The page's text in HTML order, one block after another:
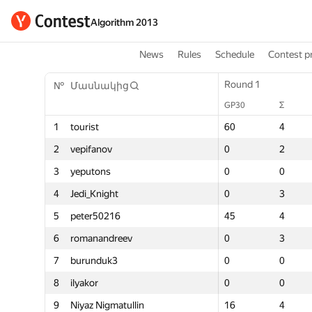
Algorithm 2013
News Rules Schedule Contest
№ Մասնակից Round 1
GP30 Σ
1 tourist 60 4
2
vepifanov 0 2
3
yeputons 0 0
4
Jedi_Knight 0 3
5
peter50216 45 4
6
romanandreev 0 3
7
burunduk3 0 0
8
ilyakor 0 0
9
Niyaz Nigmatullin 16 4
Round 1
Տուգանք GP30
-159 100
0
-124 80
0
0 60
0 175 50
45 21 45
0 209 40
0 0 36
0 32
16 285 29
№ Մասնակից Round 1
GP30 Σ
1 tourist 60 4
2
vepifanov 0 2
3
yeputons 0 0
4
Jedi_Knight 0 3
5
peter50216 45 4
6
romanandreev 0 3
7
burunduk3 0 0
8
ilyakor 0 0
9
Niyaz Nigmatullin 16 4